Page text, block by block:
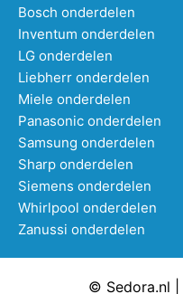
Bosch onderdelen
Inventum onderdelen
LG onderdelen
Liebherr onderdelen
Miele onderdelen
Panasonic onderdelen
Samsung onderdelen
Sharp onderdelen
Siemens onderdelen
Whirlpool onderdelen
Zanussi onderdelen
© Sedora.nl |